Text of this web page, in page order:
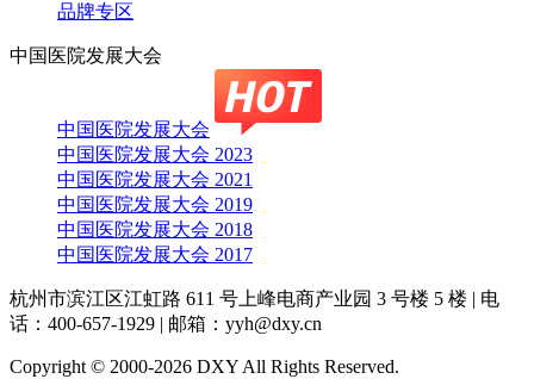
品牌专区
中国医院发展大会
中国医院发展大会
中国医院发展大会 2023
中国医院发展大会 2021
中国医院发展大会 2019
中国医院发展大会 2018
中国医院发展大会 2017
杭州市滨江区江虹路 611 号上峰电商产业园 3 号楼 5 楼 | 电
话：400-657-1929 | 邮箱：yyh@dxy.cn
Copyright © 2000-2026 DXY All Rights Reserved.